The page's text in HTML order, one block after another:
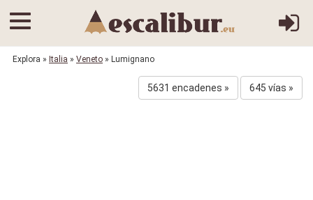
Explora » Italia » Veneto » Lumignano
5631 encadenes » 645 vías »